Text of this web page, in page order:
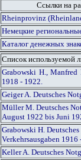
Ссылки на
Rheinprovinz
Немецкие
Каталог денежных
Список используемой
Grabowski H., Manfred
1918 - 1922.
Geiger A. Deutsches
Müller M. Deutsches
August 1922 bis Juni
Grabowski H.
Verkehrsausgaben 1916
Keller A. Deutsches